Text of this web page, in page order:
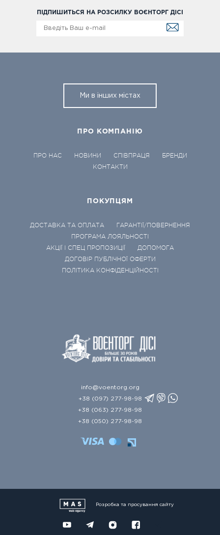
ПІДПИШИТЬСЯ НА РОЗСИЛКУ ВОЄНТОРГ ДІСІ
Ми в інших містах
ПРО КОМПАНІЮ
ПРО НАС НОВИНИ СПІВПРАЦЯ
БРЕНДИ
КОНТАКТИ
ПОКУПЦЯМ
ДОСТАВКА ТА ОПЛАТА
ГАРАНТІЇ/ПОВЕРНЕННЯ
ПРОГРАМА ЛОЯЛЬНОСТІ
АКЦІЇ І СПЕЦ ПРОПОЗИЦІЇ
ДОПОМОГА
ДОГОВІР ПУБЛІЧНОЇ ОФЕРТИ
ПОЛІТИКА КОНФІДЕНЦІЙНОСТІ
info@voentorg.org
+38 (097) 277-98-98
+38 (063) 277-98-98
+38 (050) 277-98-98
Розробка та просування сайту